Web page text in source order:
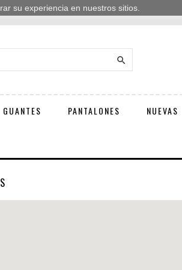

GUANTES PANTALONES NUEVAS
su experiencia en nuestros sitios.